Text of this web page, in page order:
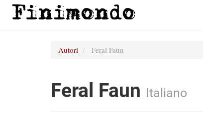
Autori Feral Faun
Feral Faun Italiano